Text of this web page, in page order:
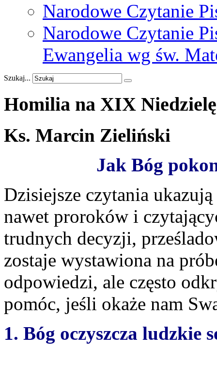
Narodowe Czytanie
Narodowe Czytanie
Ewangelia wg św.
Szukaj...
Homilia na XIX Niedzielę
Ks. Marcin Zieliński
Jak Bóg
Dzisiejsze czytania
nawet proroków i
trudnych decyzji,
zostaje wystawiona na
odpowiedzi, ale często
pomóc, jeśli okaże nam
1. Bóg oczyszcza ludzkie